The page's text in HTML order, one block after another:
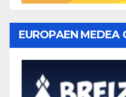
EUROPAEN MEDEA